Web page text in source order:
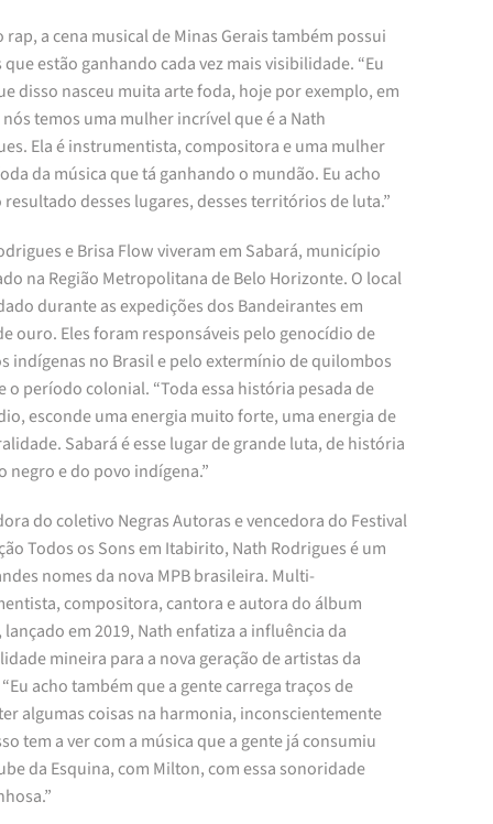
rap, a cena musical de Minas Gerais também possui
estão ganhando cada vez mais visibilidade. “Eu
disso nasceu muita arte foda, hoje por exemplo, em
temos uma mulher incrível que é a Nath
Ela é instrumentista, compositora e uma mulher
da música que tá ganhando o mundão. Eu acho
resultado desses lugares, desses territórios de luta.”
e Brisa Flow viveram em Sabará, município
na Região Metropolitana de Belo Horizonte. O local
durante as expedições dos Bandeirantes em
ouro. Eles foram responsáveis pelo genocídio de
indígenas no Brasil e pelo extermínio de quilombos
o período colonial. “Toda essa história pesada de
esconde uma energia muito forte, uma energia de
Sabará é esse lugar de grande luta, de história
negro e do povo indígena.”
do coletivo Negras Autoras e vencedora do Festival
Todos os Sons em Itabirito, Nath Rodrigues é um
nomes da nova MPB brasileira. Multi-
compositora, cantora e autora do álbum
lançado em 2019, Nath enfatiza a influência da
mineira para a nova geração de artistas da
acho também que a gente carrega traços de
algumas coisas na harmonia, inconscientemente
tem a ver com a música que a gente já consumiu
da Esquina, com Milton, com essa sonoridade